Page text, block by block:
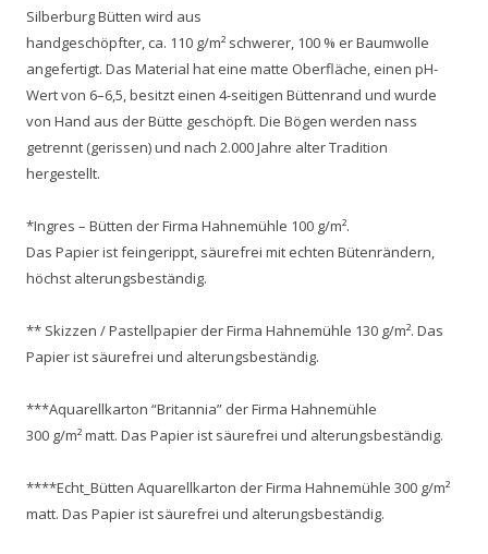
Silberburg Bütten wird aus
handgeschöpfter, ca. 110 g/m² schwerer, 100 % er Baumwolle
angefertigt. Das Material hat eine matte Oberfläche, einen pH-
Wert von 6–6,5, besitzt einen 4-seitigen Büttenrand und wurde
von Hand aus der Bütte geschöpft. Die Bögen werden nass
getrennt (gerissen) und nach 2.000 Jahre alter Tradition
hergestellt.
*Ingres – Bütten der Firma Hahnemühle 100 g/m².
Das Papier ist feingerippt, säurefrei mit echten Bütenrändern,
höchst alterungsbeständig.
** Skizzen / Pastellpapier der Firma Hahnemühle 130 g/m². Das
Papier ist säurefrei und alterungsbeständig.
***Aquarellkarton “Britannia” der Firma Hahnemühle
300 g/m² matt. Das Papier ist säurefrei und alterungsbeständig.
****Echt_Bütten Aquarellkarton der Firma Hahnemühle 300 g/m²
matt. Das Papier ist säurefrei und alterungsbeständig.